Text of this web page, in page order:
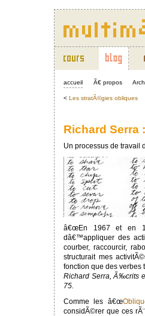
accueil Ã€ propos
< Les stratÃ©gies obliques
Richard Serra
Un processus de travail
â€œEn 1967 et en
dâ€™appliquer des
courber, raccourcir,
structurait mes
fonction que des verbes
Richard Serra, Ã‰crits
75.
Comme les â€œ
considÃ©rer que ces